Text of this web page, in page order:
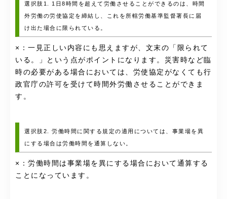
選択肢1. 1日8時間を超えて労働させることができるのは、時間
外労働の労使協定を締結し、これを所轄労働基準監督署長に届
け出た場合に限られている。
×：一見正しい内容にも思えますが、文末の「限られて
いる。」という点がポイントになります。災害時など臨
時の必要がある場合においては、労使協定がなくても行
政官庁の許可を受けて時間外労働させることができま
す。
選択肢2. 労働時間に関する規定の適用については、事業場を異
にする場合は労働時間を通算しない。
×：労働時間は事業場を異にする場合において通算する
ことになっています。